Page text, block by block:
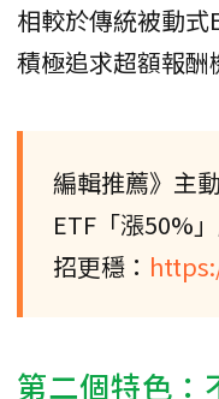
相較於傳統被動
積極追求超額報酬
編輯推薦》主
ETF「漲50%
招更穩：
第二個特色：